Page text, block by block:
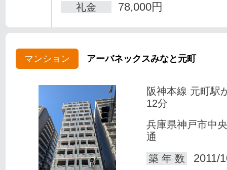
礼金 78,000円
マンション アーバネックスみなと元町
阪神本線 元町駅
12分
兵庫県神戸市中
通
築 年 数
2011/